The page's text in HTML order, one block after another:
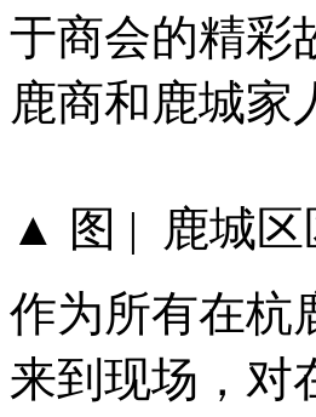
于商会的精彩
鹿商和鹿城家
▲ 图 | 鹿城区
作为所有在杭
来到现场，对